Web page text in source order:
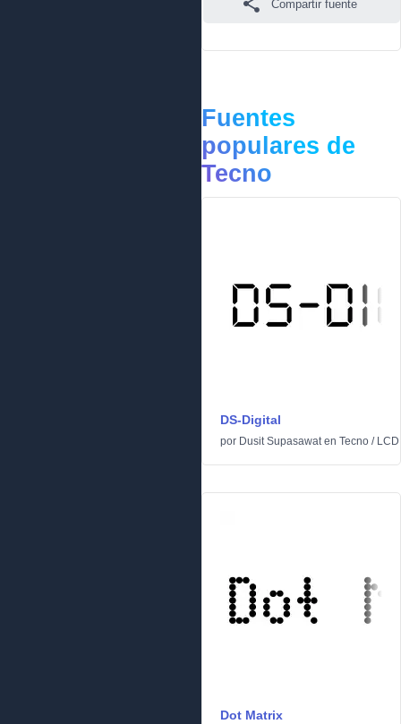
Compartir fuente
Fuentes
populares de
Tecno
DS-Digital
por Dusit Supasawaten Tecno / LCD
Dot Matrix